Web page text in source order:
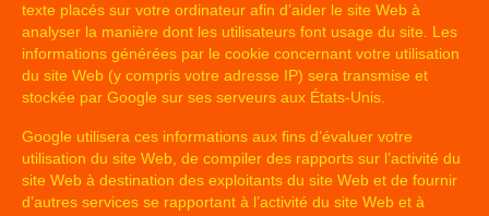
texte placés sur votre ordinateur afin d’aider le site Web à
analyser la manière dont les utilisateurs font usage du site. Les
informations générées par le cookie concernant votre utilisation
du site Web (y compris votre adresse IP) sera transmise et
stockée par Google sur ses serveurs aux États-Unis.
Google utilisera ces informations aux fins d’évaluer votre
utilisation du site Web, de compiler des rapports sur l’activité du
site Web à destination des exploitants du site Web et de fournir
d’autres services se rapportant à l’activité du site Web et à